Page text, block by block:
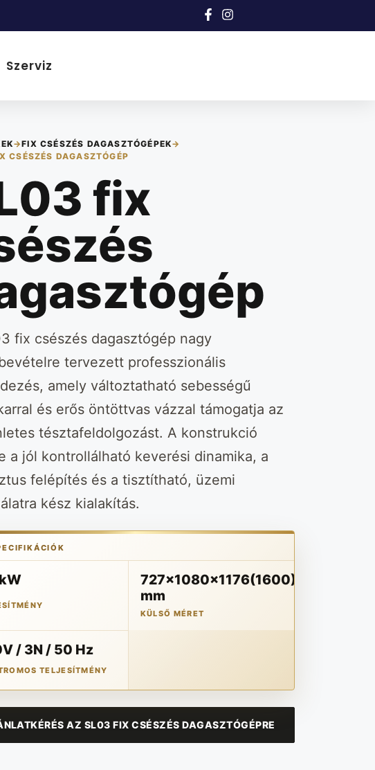
Szerviz
→FIX CSÉSZÉS DAGASZTÓGÉPEK→
CSÉSZÉS DAGASZTÓGÉP
fix
fix csészés dagasztógép nagy
tervezett professzionális
amely változtatható sebességű
és erős öntöttvas vázzal támogatja az
tésztafeldolgozást. A konstrukció
a jól kontrollálható keverési dinamika, a
felépítés és a tisztítható, üzemi
kész kialakítás.
727x1080x1176(1600)
mm
KÜLSŐ MÉRET
/ 3N / 50 Hz
TELJESÍTMÉNY
AZ SL03 FIX CSÉSZÉS DAGASZTÓGÉPRE